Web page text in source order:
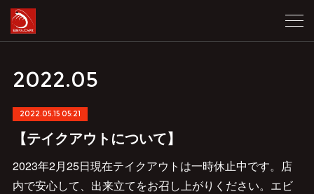
2022.05
2022.05.15 05:21
【テイクアウトについて】
2023年2月25日現在テイクアウトは一時休止中です。店
内で安心して、出来立てをお召し上がりください。エビ